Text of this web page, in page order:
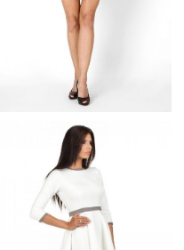
SZARA SUKIENKA
TRAPEZOWA DŁUGI
RĘKAW